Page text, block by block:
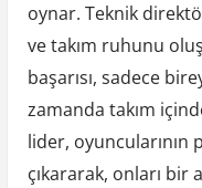
oynar. Teknik
ve takım ruhunu
başarısı, sadece
zamanda takım
lider, oyuncularının
çıkararak, onları